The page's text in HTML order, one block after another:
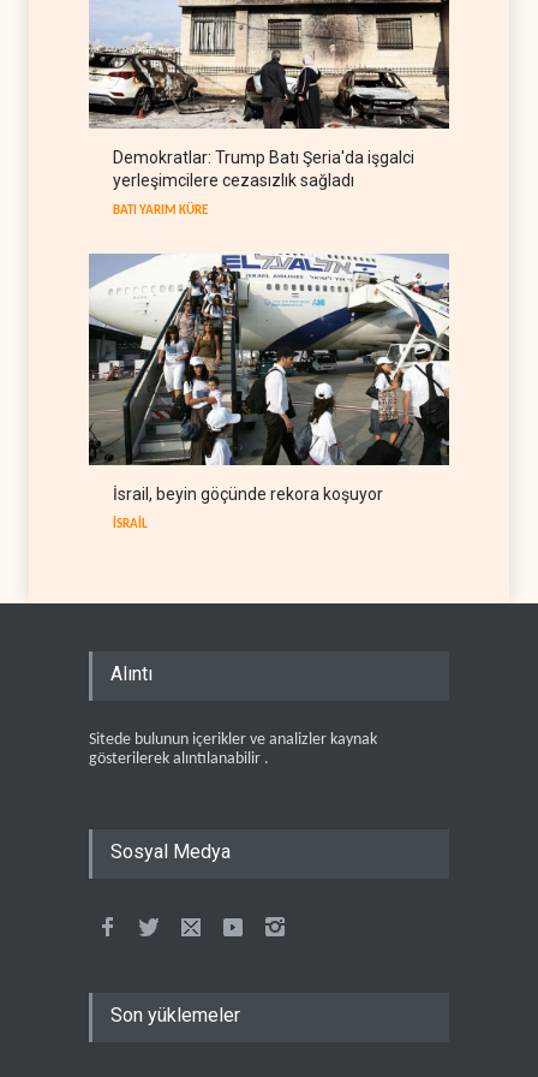
Uluslararası rapor: İsrail'in
Lübnanlı gazeteciyi
öldürmesi savaş suçu
LÜBNAN 06 Ağustos 2026
politikasındaki ertelemeler
ABD seçimlerini riske atıyor
Demokratlar: Trump Batı Şeria'da işgalci
yerleşimcilere cezasızlık sağladı
BATI YARIM KÜRE
İsrail, beyin göçünde rekora koşuyor
İSRAİL
Alıntı
Sitede bulunun içerikler ve analizler kaynak
gösterilerek alıntılanabilir .
Sosyal Medya
Son yüklemeler